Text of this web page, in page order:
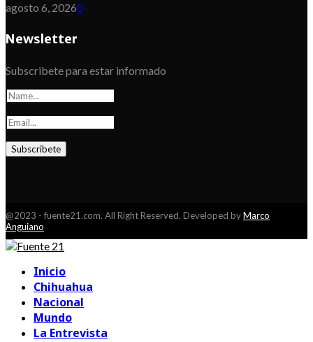
agosto 6, 20260
Newsletter
Subscribete para estar informado
@2023 - fuente21.com. All Right Reserved. Developed byMarco
Anguiano
Inicio
Chihuahua
Nacional
Mundo
La Entrevista